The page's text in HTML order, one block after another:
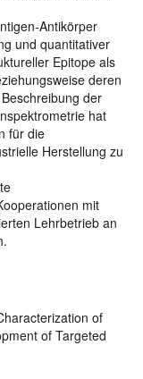
Antikörper
und quantitativer
Epitope als
deren
der
hat
für die
Herstellung zu
mit
Lehrbetrieb an
of
of Targeted